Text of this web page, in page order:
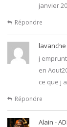
janvier
Répondre
j
en
ce que j
Répondre
Alain -